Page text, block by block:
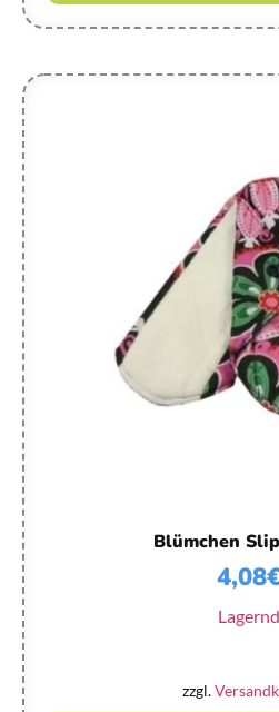
Blümchen
4,08
Lagernd
zzgl.